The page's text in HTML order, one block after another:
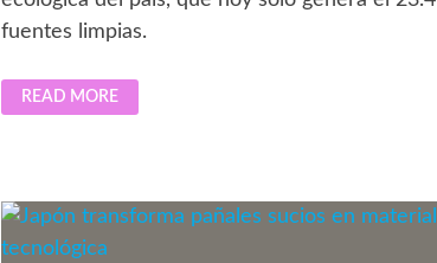
fuentes limpias.
ITALIA
IMPULSA
DELEGACIÓN
EN
ECOMONDO
2026
READ MORE